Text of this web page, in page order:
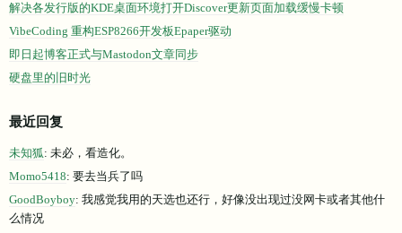
解决各发行版的KDE桌面环境打开Discover更新页面加载缓慢卡顿
VibeCoding 重构ESP8266开发板Epaper驱动
即日起博客正式与Mastodon文章同步
硬盘里的旧时光
最近回复
未知狐: 未必，看造化。
Momo5418: 要去当兵了吗
GoodBoyboy: 我感觉我用的天选也还行，好像没出现过没网卡或者其他什
么情况